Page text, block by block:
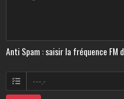
Anti Spam : saisir la fréquence FM